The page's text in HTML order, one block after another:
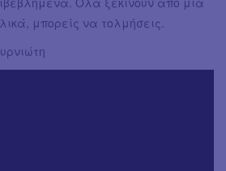
μπορείς να τολμήσεις.